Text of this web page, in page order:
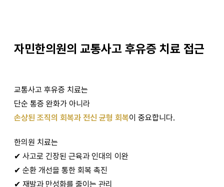
자민한의원의 교통사고 후유증 치료 접근
교통사고 후유증 치료는
단순 통증 완화가 아니라
손상된 조직의 회복과 전신 균형 회복이 중요합니다.
한의원 치료는
✔ 사고로 긴장된 근육과 인대의 이완
✔ 순환 개선을 통한 회복 촉진
✔ 재발과 만성화를 줄이는 관리